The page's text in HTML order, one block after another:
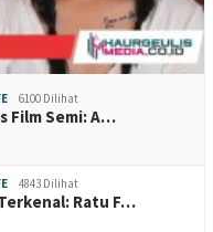
6100 Dilihat
Film Semi: A…
4843 Dilihat
Ratu F…